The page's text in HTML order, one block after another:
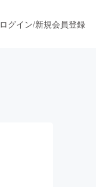
ログイン/新規会員登録